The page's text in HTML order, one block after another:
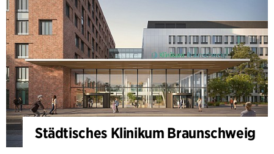
Städtisches Klinikum Braunschweig